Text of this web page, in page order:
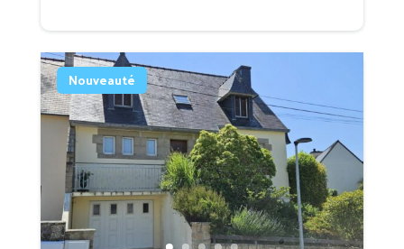
Nouveauté